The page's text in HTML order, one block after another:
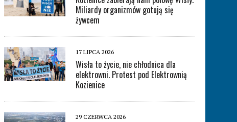
Miliardy organizmów gotują się
żywcem
17 LIPCA 2026
Wisła to życie, nie chłodnica dla
elektrowni. Protest pod Elektrownią
Kozienice
29 CZERWCA 2026